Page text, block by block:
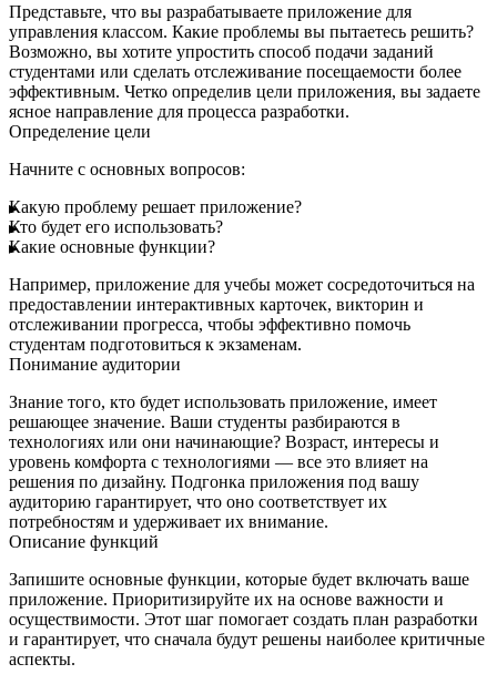
Представьте, что вы разрабатываете приложение для
управления классом. Какие проблемы вы пытаетесь решить?
Возможно, вы хотите упростить способ подачи заданий
студентами или сделать отслеживание посещаемости более
эффективным. Четко определив цели приложения, вы задаете
ясное направление для процесса разработки.
Определение цели
Начните с основных вопросов:
Какую проблему решает приложение?
Кто будет его использовать?
Какие основные функции?
Например, приложение для учебы может сосредоточиться на
предоставлении интерактивных карточек, викторин и
отслеживании прогресса, чтобы эффективно помочь
студентам подготовиться к экзаменам.
Понимание аудитории
Знание того, кто будет использовать приложение, имеет
решающее значение. Ваши студенты разбираются в
технологиях или они начинающие? Возраст, интересы и
уровень комфорта с технологиями — все это влияет на
решения по дизайну. Подгонка приложения под вашу
аудиторию гарантирует, что оно соответствует их
потребностям и удерживает их внимание.
Описание функций
Запишите основные функции, которые будет включать ваше
приложение. Приоритизируйте их на основе важности и
осуществимости. Этот шаг помогает создать план разработки
и гарантирует, что сначала будут решены наиболее критичные
аспекты.